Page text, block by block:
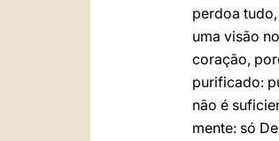
perdoa
uma visão
coração,
purificado:
não é
mente: só